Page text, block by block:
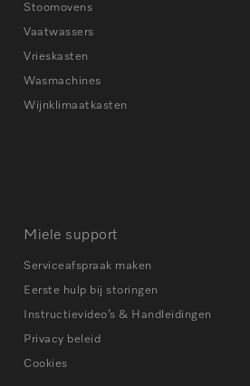
Stoomovens
Vaatwassers
Vrieskasten
Wasmachines
Wijnklimaatkasten
Miele support
Serviceafspraak maken
Eerste hulp bij storingen
Instructievideo’s & Handleidingen
Privacy beleid
Cookies